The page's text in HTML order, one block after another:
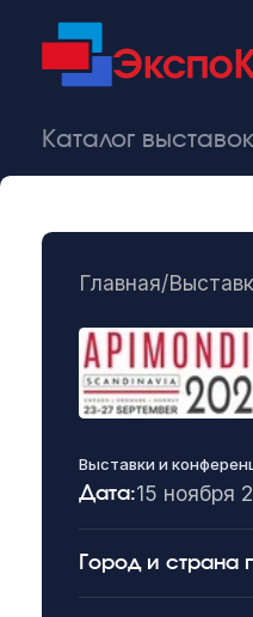
Каталог выставок
Главная/
Выставки и
Дата:15 ноября
Город и страна